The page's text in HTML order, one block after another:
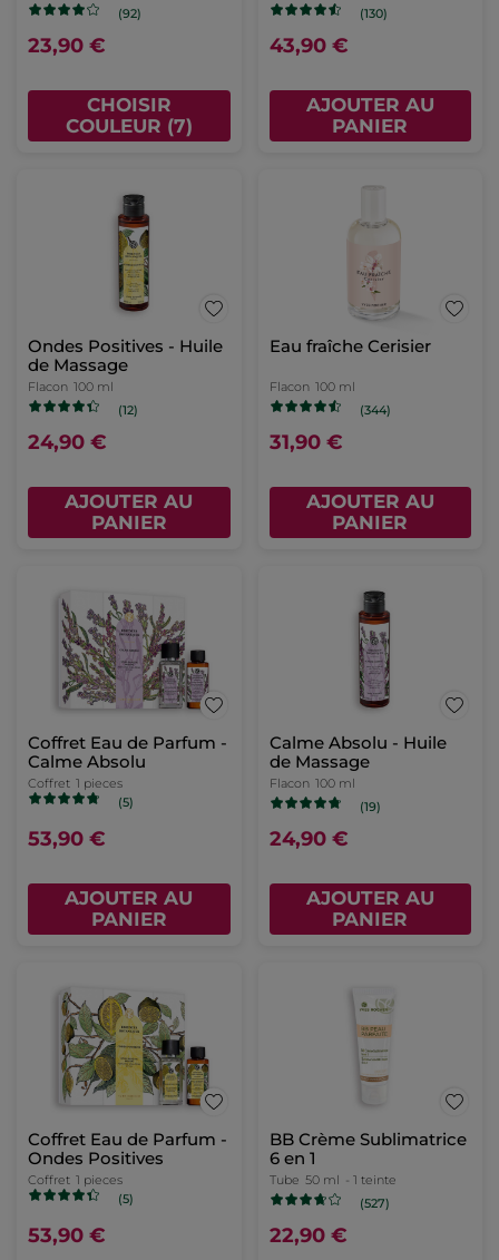
(92)
23,90 €
CHOISIR
COULEUR (7)
(130)
43,90 €
AJOUTER AU
PANIER
Ondes Positives - Huile
de Massage
Flacon 100 ml
(12)
24,90 €
AJOUTER AU
PANIER
Eau fraîche Cerisier
Flacon 100 ml
(344)
31,90 €
AJOUTER AU
PANIER
Coffret Eau de Parfum -
Calme Absolu
Coffret 1 pieces
(5)
53,90 €
AJOUTER AU
PANIER
Calme Absolu - Huile
de Massage
Flacon 100 ml
(19)
24,90 €
AJOUTER AU
PANIER
Coffret Eau de Parfum -
Ondes Positives
Coffret 1 pieces
(5)
53,90 €
BB Crème Sublimatrice
6 en 1
Tube 50 ml - 1 teinte
(527)
22,90 €